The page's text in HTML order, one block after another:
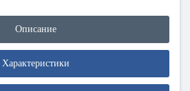
Описание
Характеристики